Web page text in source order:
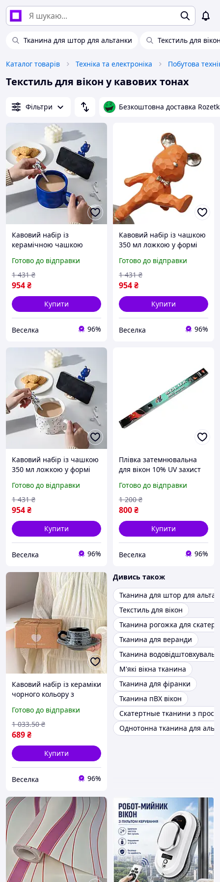
Тканина для штор для альтанки Текстиль для
Каталог товарів Техніка та електроніка Побутова
Текстиль для вікон у кавових тонах
Фільтри Безкоштовна доставка
Кавовий набір із
керамічною чашкою
ведмедика та підставкою
для телефона FLAME
Готово до відправки
954₴
1 431 ₴
Купити
Веселка 96%
Кавовий набір із чашкою
350 мл ложкою у формі
для телефона для
шанувальників кави та
чаю FLAME
Готово до відправки
954₴
1 431 ₴
Купити
Веселка 96%
Кавовий набір із чашкою
350 мл ложкою у формі
для телефона для
шанувальників кави та
чаю FLAME
Готово до відправки
954₴
1 431 ₴
Купити
Веселка 96%
Плівка затемнювальна
для вікон 10% UV захист
см х 3 м темна FLAME
Готово до відправки
800₴
1 200 ₴
Купити
Веселка 96%
Кавовий набір із кераміки
чорного кольору з
у подарунковому
пакованні FLAME
Готово до відправки
689₴
1 033.50 ₴
Купити
Веселка 96%
Дивись також
Тканина для штор для
Текстиль для вікон
Тканина рогожка для
Тканина для веранди
Тканина
М'які вікна тканина
Тканина для фіранки
Тканина пВХ вікон
Скатертные тканини з
Однотонна тканина для